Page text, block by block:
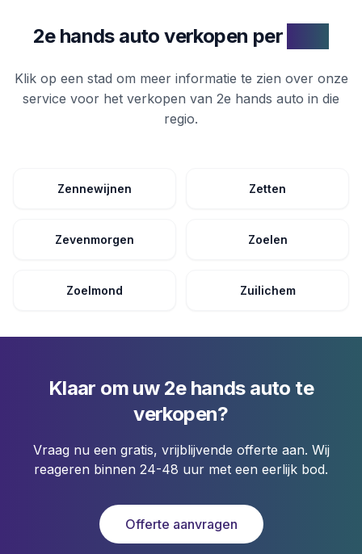
2e hands auto verkopen per
Klik op een stad om meer informatie te zien over onze
service voor het verkopen van 2e hands auto in die
regio.
Zennewijnen Zetten
Zevenmorgen Zoelen
Zoelmond Zuilichem
Klaar om uw 2e hands auto te
verkopen?
Vraag nu een gratis, vrijblijvende offerte aan. Wij
reageren binnen 24-48 uur met een eerlijk bod.
Offerte aanvragen